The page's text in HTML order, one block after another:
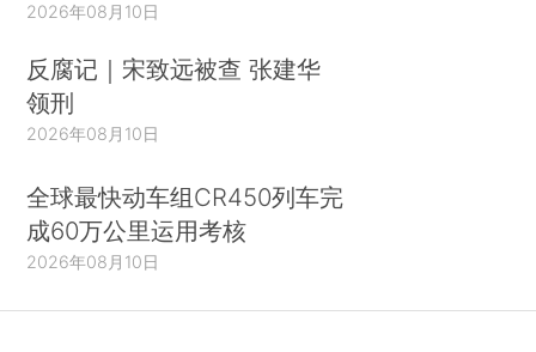
2026年08月10日
反腐记｜宋致远被查 张建华
领刑
2026年08月10日
全球最快动车组CR450列车完
成60万公里运用考核
2026年08月10日